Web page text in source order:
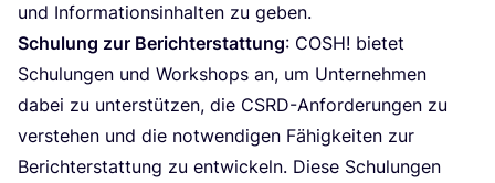
und Infor­ma­ti­ons­in­hal­ten zu geben.
Schu­lung zur Bericht­erstat­tung: COSH! bie­tet
Schu­lun­gen und Work­shops an, um Unter­neh­men
dabei zu unter­stüt­zen, die CSRD-Anfor­de­run­gen zu
ver­ste­hen und die not­wen­di­gen Fähig­kei­ten zur
Bericht­erstat­tung zu ent­wi­ckeln. Die­se Schu­lun­gen